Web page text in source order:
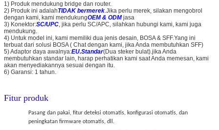
1) Produk mendukung bridge dan router.
2) Produk ini adalahTIDAK bermerek.Jika perlu merek, silakan mengobrol
dengan kami, kami mendukungOEM & ODM jasa
3) Konektor:SC/UPC, jika perlu SC/APC, silahkan hubungi kami, kami juga
mendukung.
4) Untuk model ini, kami memiliki dua jenis desain, BOSA & SFF.Yang ini
terbuat dari solusi BOSA ( Chat dengan kami, jika Anda membutuhkan SFF)
5) Adaptor daya awalnya:EU.Standar(Dua steker bulat).jika Anda
membutuhkan standar lain, harap perhatikan kami saat Anda memesan, kami
akan menyediakannya sesuai dengan itu.
6) Garansi: 1 tahun.
Fitur produk
Pasang dan pakai, fitur deteksi otomatis, konfigurasi otomatis, dan
peningkatan firmware otomatis, dll.